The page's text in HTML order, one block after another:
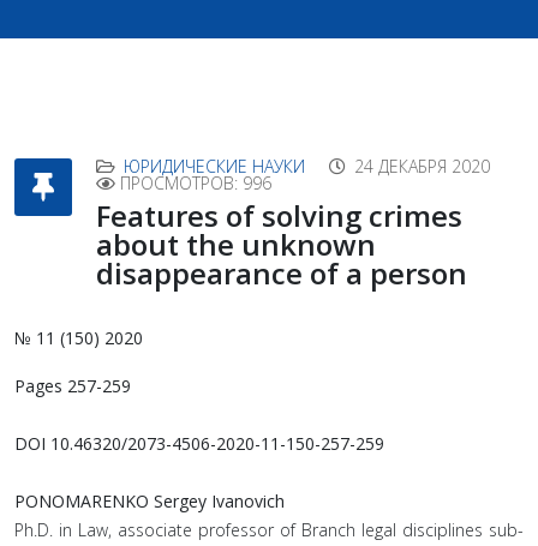
ЮРИДИЧЕСКИЕ НАУКИ 24 ДЕКАБРЯ 2020
ПРОСМОТРОВ: 996
Features of solving crimes
about the unknown
disappearance of a person
№ 11 (150) 2020
Pages 257-259
DOI 10.46320/2073-4506-2020-11-150-257-259
PONOMARENKO Sergey Ivanovich
Ph.D. in Law, associate professor of Branch legal disciplines sub-